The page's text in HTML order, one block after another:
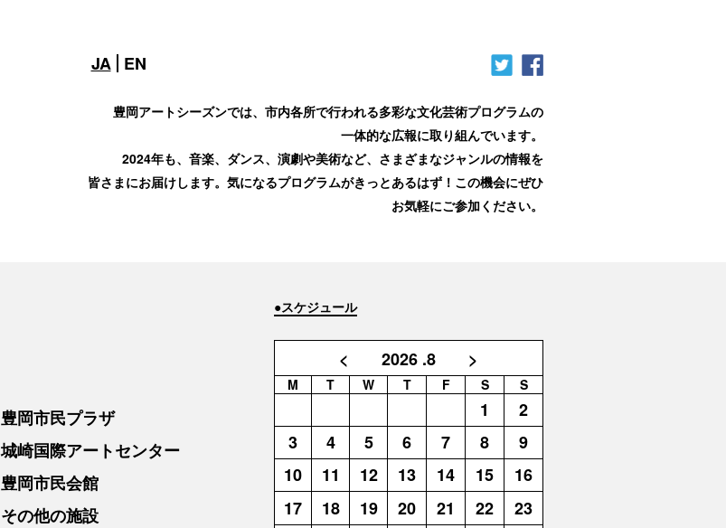
JA EN
豊岡アートシーズンでは、市内各所で行われる多彩な文化芸術プログラムの
一体的な広報に取り組んでいます。
2024年も、音楽、ダンス、演劇や美術など、さまざまなジャンルの情報を
皆さまにお届けします。気になるプログラムがきっとあるはず！この機会にぜひ
お気軽にご参加ください。
豊岡市民プラザ
城崎国際アートセンター
豊岡市民会館
その他の施設
●スケジュール
< >
2026 .8
M T W T F S S
1
2
3
4 5 6 7 8
9
10
11 12 13 14 15
16
17
18 19 20 21 22
23